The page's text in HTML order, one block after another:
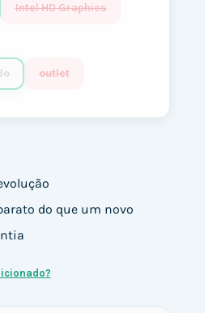
Intel HD Graphics
outlet
do que um novo